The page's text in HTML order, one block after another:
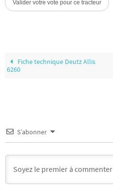
Fiche technique Deutz Allis
6260
S’abonner